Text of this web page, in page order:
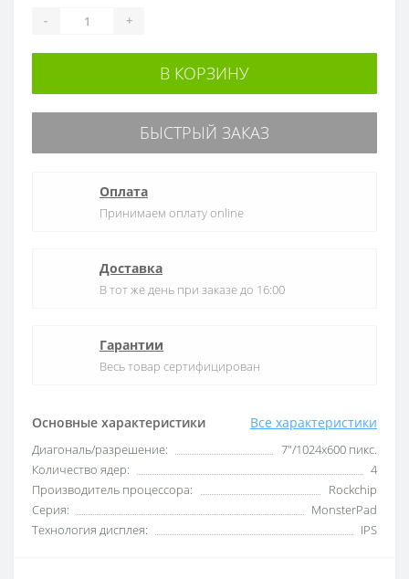
Основные характеристики Все характеристики
Диагональ/разрешение:
7"/1024х600 пикс.
Количество ядер:
4
Производитель процессора:
Rockchip
Серия:
MonsterPad
Технология дисплея:
IPS
- +
В КОРЗИНУ
БЫСТРЫЙ ЗАКАЗ
Оплата
Принимаем оплату online
Доставка
В тот же день при заказе до 16:00
Гарантии
Весь товар сертифицирован